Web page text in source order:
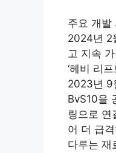
주요 개발
2024년 2
고 지속
‘헤비 리
2023년 9
BvS10을
링으로 연
어 더 급
다루는 재